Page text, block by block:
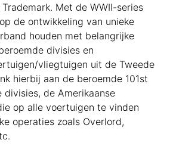
Met de WWII-series
de ontwikkeling van unieke
houden met belangrijke
divisies en
vliegtuigen uit de Tweede
hierbij aan de beroemde 101st
divisies, de Amerikaanse
op alle voertuigen te vinden
operaties zoals Overlord,